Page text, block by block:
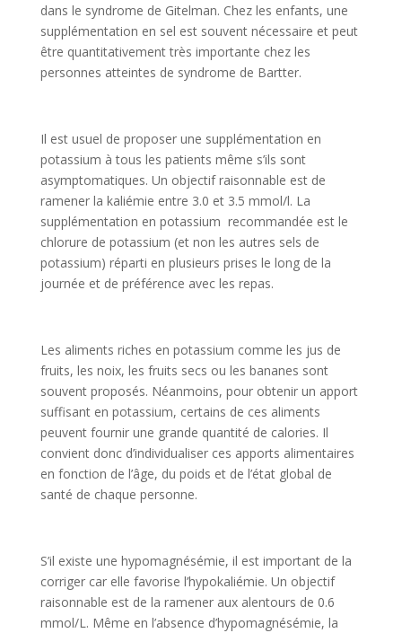
dans le syndrome de Gitelman. Chez les enfants, une
supplémentation en sel est souvent nécessaire et peut
être quantitativement très importante chez les
personnes atteintes de syndrome de Bartter.
Il est usuel de proposer une supplémentation en
potassium à tous les patients même s’ils sont
asymptomatiques. Un objectif raisonnable est de
ramener la kaliémie entre 3.0 et 3.5 mmol/l. La
supplémentation en potassium recommandée est le
chlorure de potassium (et non les autres sels de
potassium) réparti en plusieurs prises le long de la
journée et de préférence avec les repas.
Les aliments riches en potassium comme les jus de
fruits, les noix, les fruits secs ou les bananes sont
souvent proposés. Néanmoins, pour obtenir un apport
suffisant en potassium, certains de ces aliments
peuvent fournir une grande quantité de calories. Il
convient donc d’individualiser ces apports alimentaires
en fonction de l’âge, du poids et de l’état global de
santé de chaque personne.
S’il existe une hypomagnésémie, il est important de la
corriger car elle favorise l’hypokaliémie. Un objectif
raisonnable est de la ramener aux alentours de 0.6
mmol/L. Même en l’absence d’hypomagnésémie, la